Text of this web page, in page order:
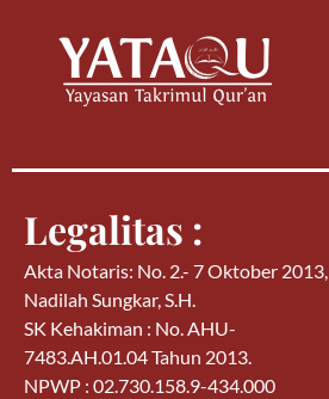
Legalitas :
Akta Notaris: No. 2.- 7 Oktober 2013,
Nadilah Sungkar, S.H.
SK Kehakiman : No. AHU-
7483.AH.01.04 Tahun 2013.
NPWP : 02.730.158.9-434.000